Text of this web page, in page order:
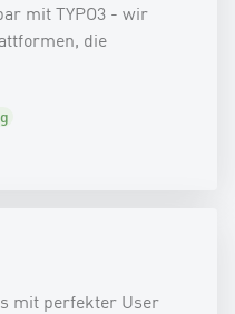
mit TYPO3 - wir
die
mit perfekter User